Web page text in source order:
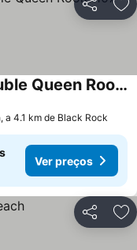
Partilhar
The Hive Boutique Hotel Double Queen Room 107
a 4.1 km de Black Rock
Ver preços
Partilhar